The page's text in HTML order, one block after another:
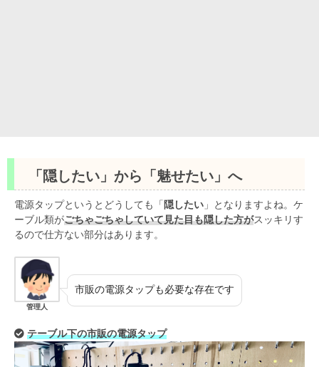
「隠したい」から「魅せたい」へ
電源タップというとどうしても「 隠したい 」となりますよね。ケ
ーブル類がごちゃごちゃしていて見た目も隠した方がスッキリす
るので仕方ない部分はあります。
管理人
市販の電源タップも必要な存在です
テーブル下の市販の電源タップ